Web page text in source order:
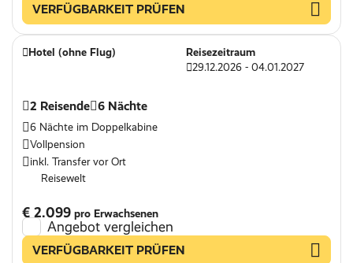
VERFÜGBARKEIT PRÜFEN
Hotel (ohne Flug)
Reisezeitraum
29.12.2026 - 04.01.2027
2 Reisende 6 Nächte
6 Nächte im Doppelkabine
Vollpension
inkl. Transfer vor Ort
Reisewelt
€ 2.099 pro Erwachsenen
Angebot vergleichen
VERFÜGBARKEIT PRÜFEN